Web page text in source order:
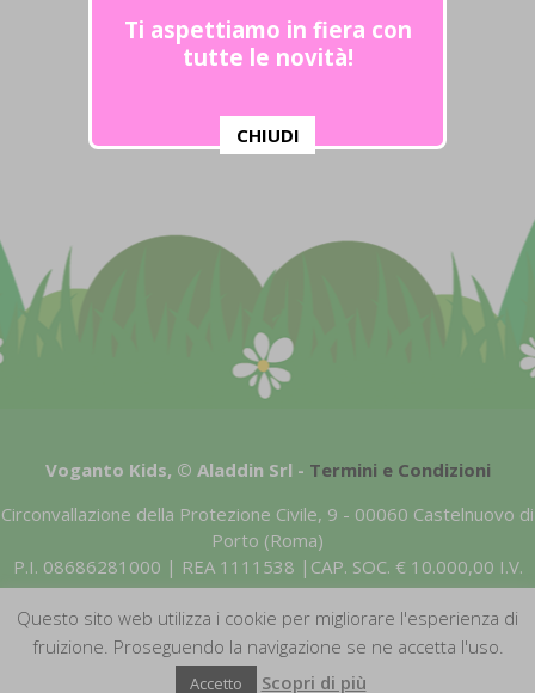
Voganto Kids, © Aladdin Srl - Termini e Condizioni
Circonvallazione della Protezione Civile, 9 - 00060 Castelnuovo di
Porto (Roma)
P.I. 08686281000 | REA 1111538 |CAP. SOC. € 10.000,00 I.V.
I disegni della linea VogantoKids sono registrati. E' vietata la
copia delle immagini e dei contenuti presenti nel sito.
Questo sito web utilizza i cookie per migliorare l'esperienza di
fruizione. Proseguendo la navigazione se ne accetta l'uso.
Accetto Scopri di più
This popup will close in:
Ti aspettiamo in fiera con
tutte le novità!
CHIUDI